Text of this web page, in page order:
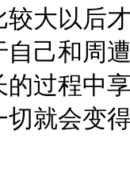
较大以后
自己和周
过程中
就会变